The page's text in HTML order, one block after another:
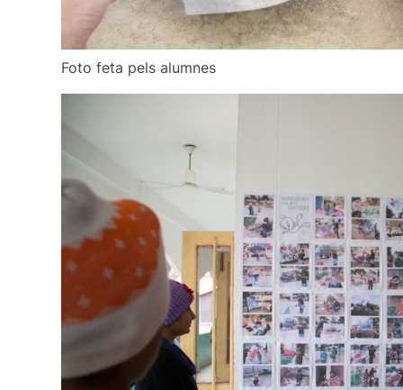
Foto feta pels alumnes